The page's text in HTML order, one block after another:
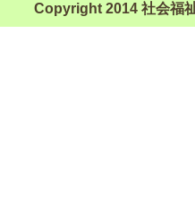
Copyright 2014 社会福